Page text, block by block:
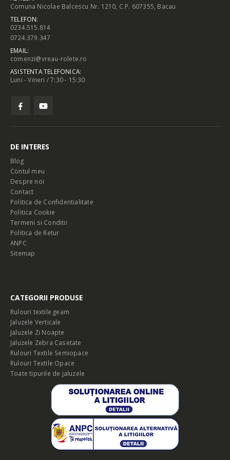
Comuna Nicolae Balcescu Nr. 1210, C.P. 607355, Bacau
TELEFON:
0234.515.814
0724.379.347
EMAIL:
comenzi@vreau-rolete.ro
ASISTENTA TELEFONICA:
Luni - Vineri / 7:30 - 15:30
DE INTERES
Blog
Contul meu
Despre noi
Contact
Politica de Confidentialitate
Politica Cookie
Termeni si Conditii
Politica de Retur
ANPC
Sitemap
CATEGORII PRODUSE
Rulouri textile geam
Jaluzele Verticale
Jaluzele Zi Noapte
Jaluzele Zebra Casetate
Rulouri Textile Semiopace
Rulouri Textile Opace
Toate tipurile de jaluzele